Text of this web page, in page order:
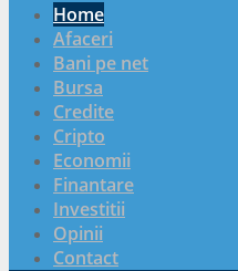
Home
Afaceri
Bani pe net
Bursa
Credite
Cripto
Economii
Finantare
Investitii
Opinii
Contact